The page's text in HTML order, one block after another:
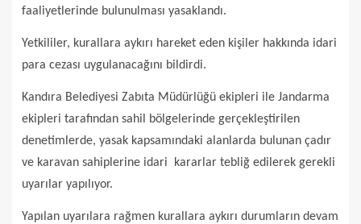
faaliyetlerinde bulunulması yasaklandı.
Yetkililer, kurallara aykırı hareket eden kişiler hakkında idari
para cezası uygulanacağını bildirdi.
Kandıra Belediyesi Zabıta Müdürlüğü ekipleri ile Jandarma
ekipleri tarafından sahil bölgelerinde gerçekleştirilen
denetimlerde, yasak kapsamındaki alanlarda bulunan çadır
ve karavan sahiplerine idari kararlar tebliğ edilerek gerekli
uyarılar yapılıyor.
Yapılan uyarılara rağmen kurallara aykırı durumların devam